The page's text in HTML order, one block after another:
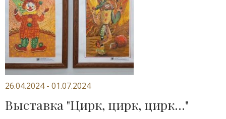
26.04.2024 - 01.07.2024
Выставка "Цирк, цирк, цирк..."